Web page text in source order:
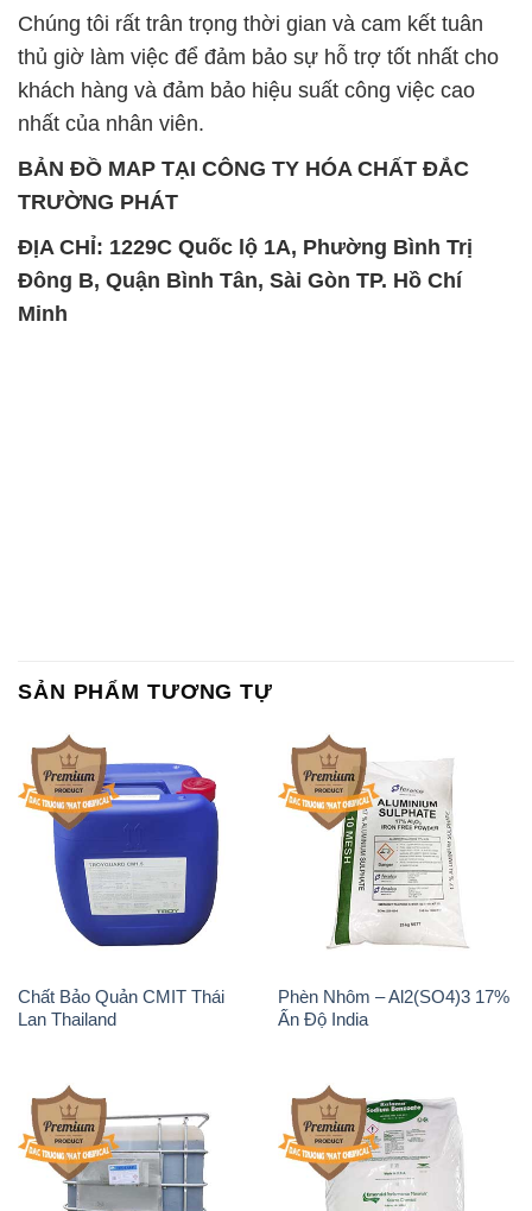
Chúng tôi rất trân trọng thời gian và cam kết tuân
thủ giờ làm việc để đảm bảo sự hỗ trợ tốt nhất cho
khách hàng và đảm bảo hiệu suất công việc cao
nhất của nhân viên.
BẢN ĐỒ MAP TẠI CÔNG TY HÓA CHẤT ĐẮC
TRƯỜNG PHÁT
ĐỊA CHỈ: 1229C Quốc lộ 1A, Phường Bình Trị
Đông B, Quận Bình Tân, Sài Gòn TP. Hồ Chí
Minh
SẢN PHẨM TƯƠNG TỰ
Chất Bảo Quản CMIT Thái
Lan Thailand
Phèn Nhôm – Al2(SO4)3 17%
Ấn Độ India